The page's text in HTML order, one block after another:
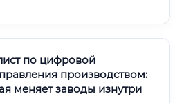
на одном венце может привести
по цифровой
производством:
меняет заводы изнутри